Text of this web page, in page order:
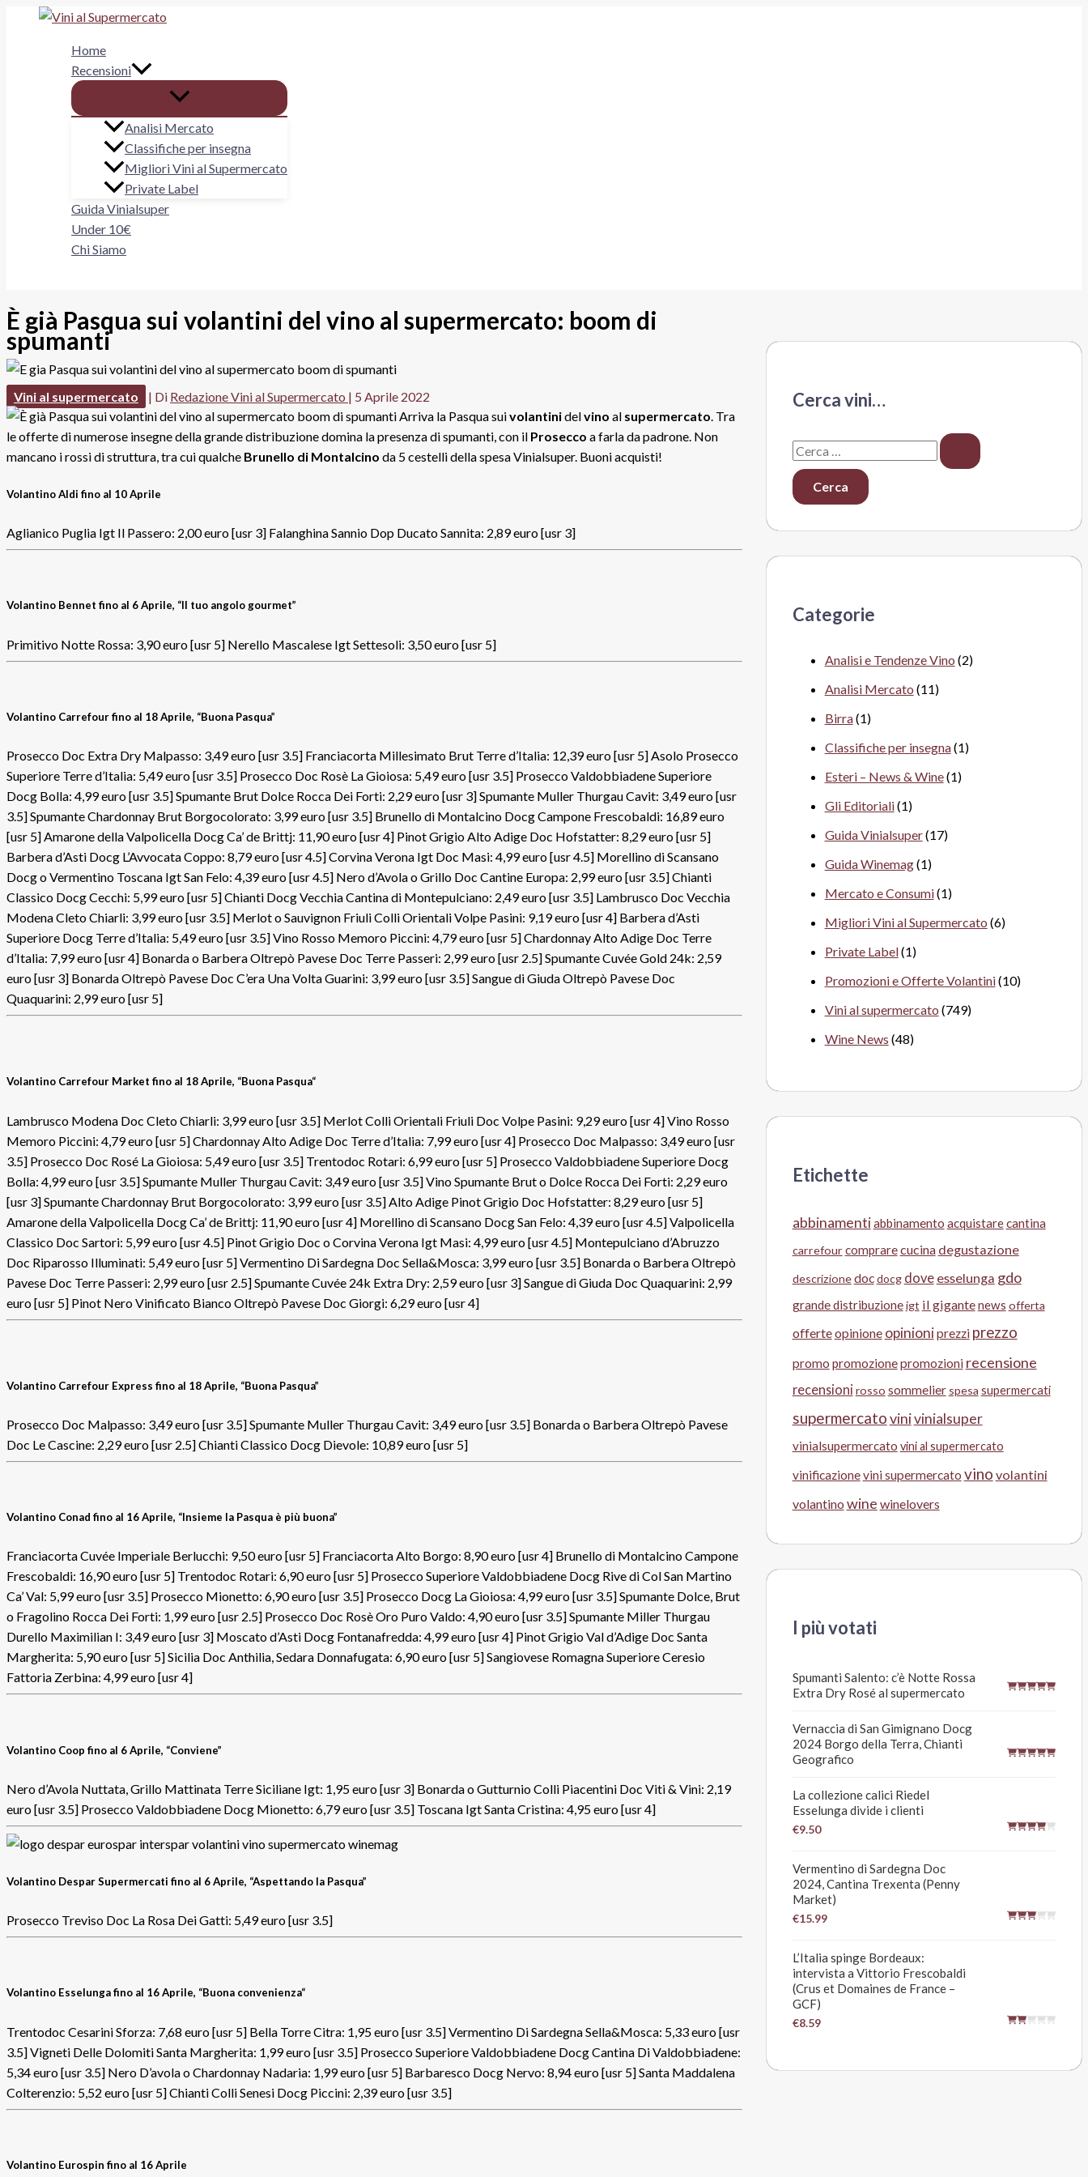
Home
Recensioni
Analisi Mercato
Classifiche per insegna
Migliori Vini al Supermercato
Private Label
Guida Vinialsuper
Under 10€
Chi Siamo
È già Pasqua sui volantini del vino al supermercato: boom di
spumanti
Vini al supermercato | Di Redazione Vini al Supermercato | 5 Aprile 2022
Arriva la Pasqua suivolantinidelvino al supermercato. Tra
le offerte di numerose insegne della grande distribuzione domina la presenza di spumanti, con il Prosecco a farla da padrone. Non
mancano i rossi di struttura, tra cui qualche Brunello di Montalcino da 5 cestelli della spesa Vinialsuper. Buoni acquisti!
Volantino Aldi fino al 10 Aprile
Aglianico Puglia Igt Il Passero: 2,00 euro [usr 3] Falanghina Sannio Dop Ducato Sannita: 2,89 euro [usr 3]
Volantino Bennet fino al 6 Aprile, “Il tuo angolo gourmet”
Primitivo Notte Rossa: 3,90 euro [usr 5] Nerello Mascalese Igt Settesoli: 3,50 euro [usr 5]
Volantino Carrefour fino al 18 Aprile, “Buona Pasqua”
Prosecco Doc Extra Dry Malpasso: 3,49 euro [usr 3.5] Franciacorta Millesimato Brut Terre d’Italia: 12,39 euro [usr 5] Asolo Prosecco
Superiore Terre d’Italia: 5,49 euro [usr 3.5] Prosecco Doc Rosè La Gioiosa: 5,49 euro [usr 3.5] Prosecco Valdobbiadene Superiore
Docg Bolla: 4,99 euro [usr 3.5] Spumante Brut Dolce Rocca Dei Forti: 2,29 euro [usr 3] Spumante Muller Thurgau Cavit: 3,49 euro [usr
3.5] Spumante Chardonnay Brut Borgocolorato: 3,99 euro [usr 3.5] Brunello di Montalcino Docg Campone Frescobaldi: 16,89 euro
[usr 5] Amarone della Valpolicella Docg Ca’ de Brittj: 11,90 euro [usr 4] Pinot Grigio Alto Adige Doc Hofstatter: 8,29 euro [usr 5]
Barbera d’Asti Docg L’Avvocata Coppo: 8,79 euro [usr 4.5] Corvina Verona Igt Doc Masi: 4,99 euro [usr 4.5] Morellino di Scansano
Docg o Vermentino Toscana Igt San Felo: 4,39 euro [usr 4.5] Nero d’Avola o Grillo Doc Cantine Europa: 2,99 euro [usr 3.5] Chianti
Classico Docg Cecchi: 5,99 euro [usr 5] Chianti Docg Vecchia Cantina di Montepulciano: 2,49 euro [usr 3.5] Lambrusco Doc Vecchia
Modena Cleto Chiarli: 3,99 euro [usr 3.5] Merlot o Sauvignon Friuli Colli Orientali Volpe Pasini: 9,19 euro [usr 4] Barbera d’Asti
Superiore Docg Terre d’Italia: 5,49 euro [usr 3.5] Vino Rosso Memoro Piccini: 4,79 euro [usr 5] Chardonnay Alto Adige Doc Terre
d’Italia: 7,99 euro [usr 4] Bonarda o Barbera Oltrepò Pavese Doc Terre Passeri: 2,99 euro [usr 2.5] Spumante Cuvée Gold 24k: 2,59
euro [usr 3] Bonarda Oltrepò Pavese Doc C’era Una Volta Guarini: 3,99 euro [usr 3.5] Sangue di Giuda Oltrepò Pavese Doc
Quaquarini: 2,99 euro [usr 5]
Volantino Carrefour Market fino al 18 Aprile, “Buona Pasqua“
Lambrusco Modena Doc Cleto Chiarli: 3,99 euro [usr 3.5] Merlot Colli Orientali Friuli Doc Volpe Pasini: 9,29 euro [usr 4] Vino Rosso
Memoro Piccini: 4,79 euro [usr 5] Chardonnay Alto Adige Doc Terre d’Italia: 7,99 euro [usr 4] Prosecco Doc Malpasso: 3,49 euro [usr
3.5] Prosecco Doc Rosé La Gioiosa: 5,49 euro [usr 3.5] Trentodoc Rotari: 6,99 euro [usr 5] Prosecco Valdobbiadene Superiore Docg
Bolla: 4,99 euro [usr 3.5] Spumante Muller Thurgau Cavit: 3,49 euro [usr 3.5] Vino Spumante Brut o Dolce Rocca Dei Forti: 2,29 euro
[usr 3] Spumante Chardonnay Brut Borgocolorato: 3,99 euro [usr 3.5] Alto Adige Pinot Grigio Doc Hofstatter: 8,29 euro [usr 5]
Amarone della Valpolicella Docg Ca’ de Brittj: 11,90 euro [usr 4] Morellino di Scansano Docg San Felo: 4,39 euro [usr 4.5] Valpolicella
Classico Doc Sartori: 5,99 euro [usr 4.5] Pinot Grigio Doc o Corvina Verona Igt Masi: 4,99 euro [usr 4.5] Montepulciano d’Abruzzo
Doc Riparosso Illuminati: 5,49 euro [usr 5] Vermentino Di Sardegna Doc Sella&Mosca: 3,99 euro [usr 3.5] Bonarda o Barbera Oltrepò
Pavese Doc Terre Passeri: 2,99 euro [usr 2.5] Spumante Cuvée 24k Extra Dry: 2,59 euro [usr 3] Sangue di Giuda Doc Quaquarini: 2,99
euro [usr 5] Pinot Nero Vinificato Bianco Oltrepò Pavese Doc Giorgi: 6,29 euro [usr 4]
Volantino Carrefour Express fino al 18 Aprile, “Buona Pasqua”
Prosecco Doc Malpasso: 3,49 euro [usr 3.5] Spumante Muller Thurgau Cavit: 3,49 euro [usr 3.5] Bonarda o Barbera Oltrepò Pavese
Doc Le Cascine: 2,29 euro [usr 2.5] Chianti Classico Docg Dievole: 10,89 euro [usr 5]
Volantino Conad fino al 16 Aprile, “Insieme la Pasqua è più buona”
Franciacorta Cuvée Imperiale Berlucchi: 9,50 euro [usr 5] Franciacorta Alto Borgo: 8,90 euro [usr 4] Brunello di Montalcino Campone
Frescobaldi: 16,90 euro [usr 5] Trentodoc Rotari: 6,90 euro [usr 5] Prosecco Superiore Valdobbiadene Docg Rive di Col San Martino
Ca’ Val: 5,99 euro [usr 3.5] Prosecco Mionetto: 6,90 euro [usr 3.5] Prosecco Docg La Gioiosa: 4,99 euro [usr 3.5] Spumante Dolce, Brut
o Fragolino Rocca Dei Forti: 1,99 euro [usr 2.5] Prosecco Doc Rosè Oro Puro Valdo: 4,90 euro [usr 3.5] Spumante Miller Thurgau
Durello Maximilian I: 3,49 euro [usr 3] Moscato d’Asti Docg Fontanafredda: 4,99 euro [usr 4] Pinot Grigio Val d’Adige Doc Santa
Margherita: 5,90 euro [usr 5] Sicilia Doc Anthilia, Sedara Donnafugata: 6,90 euro [usr 5] Sangiovese Romagna Superiore Ceresio
Fattoria Zerbina: 4,99 euro [usr 4]
Volantino Coop fino al 6 Aprile, “Conviene”
Nero d’Avola Nuttata, Grillo Mattinata Terre Siciliane Igt: 1,95 euro [usr 3] Bonarda o Gutturnio Colli Piacentini Doc Viti & Vini: 2,19
euro [usr 3.5] Prosecco Valdobbiadene Docg Mionetto: 6,79 euro [usr 3.5] Toscana Igt Santa Cristina: 4,95 euro [usr 4]
Volantino Despar Supermercati fino al 6 Aprile, “Aspettando la Pasqua”
Prosecco Treviso Doc La Rosa Dei Gatti: 5,49 euro [usr 3.5]
Volantino Esselunga fino al 16 Aprile, “Buona convenienza“
Trentodoc Cesarini Sforza: 7,68 euro [usr 5] Bella Torre Citra: 1,95 euro [usr 3.5] Vermentino Di Sardegna Sella&Mosca: 5,33 euro [usr
3.5] Vigneti Delle Dolomiti Santa Margherita: 1,99 euro [usr 3.5] Prosecco Superiore Valdobbiadene Docg Cantina Di Valdobbiadene:
5,34 euro [usr 3.5] Nero D’avola o Chardonnay Nadaria: 1,99 euro [usr 5] Barbaresco Docg Nervo: 8,94 euro [usr 5] Santa Maddalena
Colterenzio: 5,52 euro [usr 5] Chianti Colli Senesi Docg Piccini: 2,39 euro [usr 3.5]
Volantino Eurospin fino al 16 Aprile
Cerca vini…
C
e
r
Categorie
Analisi e Tendenze Vino (2)
Analisi Mercato (11)
Birra(1)
Classifiche per insegna(1)
Esteri – News & Wine(1)
Gli Editoriali(1)
Guida Vinialsuper(17)
Guida Winemag(1)
Mercato e Consumi(1)
Migliori Vini al Supermercato (6)
Private Label(1)
Promozioni e Offerte Volantini(10)
Vini al supermercato (749)
Wine News (48)
Etichette
abbinamentiabbinamento acquistarecantina
carrefour comprarecucina degustazione
descrizionedocdocg dove esselunga gdo
grande distribuzioneigt il gigantenews offerta
offerteopinione opinioniprezzi prezzo
promo promozionepromozioni recensione
recensioni rosso sommelier spesa supermercati
supermercatovinivinialsuper
vinialsupermercato vini al supermercato
vinificazionevini supermercato vino volantini
volantino wine winelovers
I più votati
Spumanti Salento: c’è Notte Rossa
Extra Dry Rosé al supermercato
Vernaccia di San Gimignano Docg
2024 Borgo della Terra, Chianti
Geografico
La collezione calici Riedel
Esselunga divide i clienti
€9.50
Vermentino di Sardegna Doc
2024, Cantina Trexenta (Penny
Market)
€15.99
L’Italia spinge Bordeaux:
intervista a Vittorio Frescobaldi
(Crus et Domaines de France –
GCF)
€8.59